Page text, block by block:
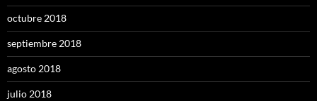
octubre 2018
septiembre 2018
agosto 2018
julio 2018